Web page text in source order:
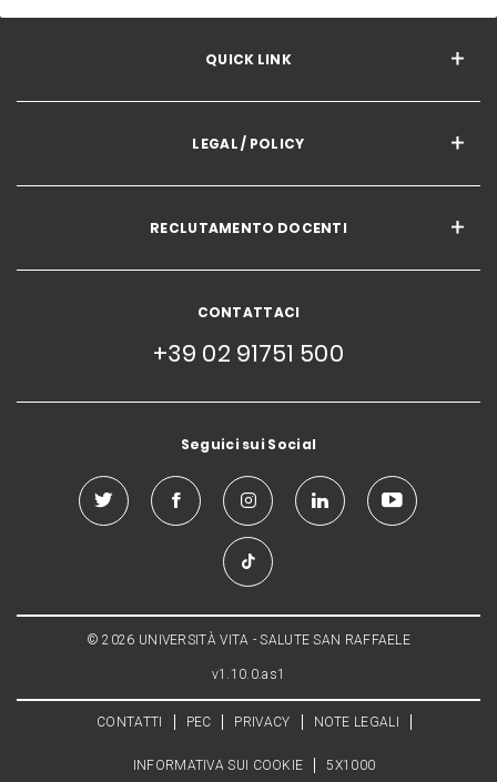
QUICK LINK
LEGAL / POLICY
RECLUTAMENTO DOCENTI
CONTATTACI
+39 02 91751 500
Seguici sui Social
© 2026 UNIVERSITÀ VITA - SALUTE SAN RAFFAELE
v1.10.0.as1
CONTATTI PEC PRIVACY NOTE LEGALI
INFORMATIVA SUI COOKIE 5X1000